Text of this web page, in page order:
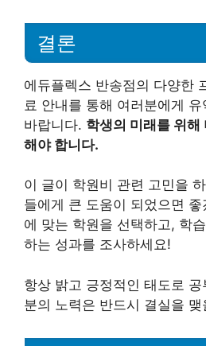
결론
에듀플렉스 반송점의 다양한
료 안내를 통해 여러분에게
바랍니다. 학생의 미래를 위해
해야 합니다.
이 글이 학원비 관련 고민을
들에게 큰 도움이 되었으면
에 맞는 학원을 선택하고, 학
하는 성과를 조사하세요!
항상 밝고 긍정적인 태도로
분의 노력은 반드시 결실을